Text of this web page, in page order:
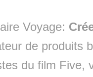
Voyage:
de produits
du film Five,